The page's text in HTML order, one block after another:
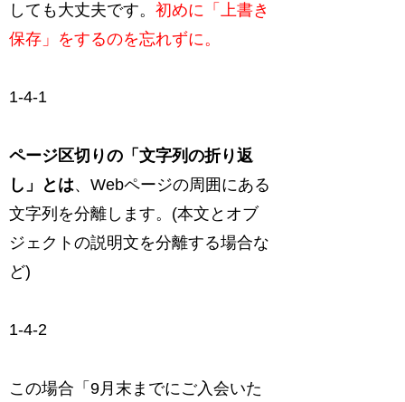
しても大丈夫です。初めに「上書き
保存」をするのを忘れずに。
1-4-1
ページ区切りの「文字列の折り返
し」とは、Webページの周囲にある
文字列を分離します。(本文とオブ
ジェクトの説明文を分離する場合な
ど)
1-4-2
この場合「9月末までにご入会いた